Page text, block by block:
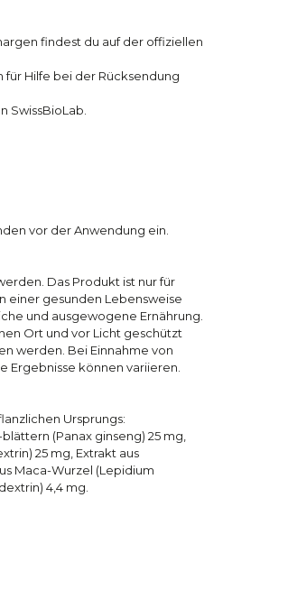
findest du auf der offiziellen
für Hilfe bei der Rücksendung
SwissBioLab.
vor der Anwendung ein.
Das Produkt ist nur für
einer gesunden Lebensweise
und ausgewogene Ernährung.
Ort und vor Licht geschützt
werden. Bei Einnahme von
Ergebnisse können variieren.
Ursprungs:
(Panax ginseng) 25 mg,
25 mg, Extrakt aus
Maca-Wurzel (Lepidium
4,4 mg.